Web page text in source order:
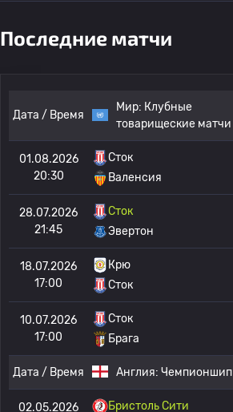
Последние матчи
Дата / Время
Мир: Клубные
товарищеские матчи
01.08.2026
20:30
Сток
Валенсия
28.07.2026
21:45
Сток
Эвертон
18.07.2026
17:00
Крю
Сток
10.07.2026
17:00
Сток
Брага
Дата / Время Англия: Чемпионшип
02.05.2026
Бристоль Сити